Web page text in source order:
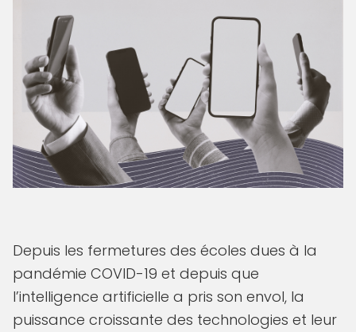
Depuis les fermetures des écoles dues à la
pandémie COVID-19 et depuis que
l’intelligence artificielle a pris son envol, la
puissance croissante des technologies et leur